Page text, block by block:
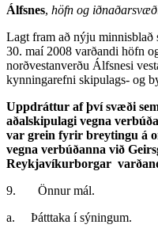
Álfsnes, höfn og
Lagt fram að nýju minnisblað
30. maí 2008 varðandi höfn
norðvestanverðu Álfsnesi
kynningarefni skipulags- og
Uppdráttur af því svæði
aðalskipulagi vegna
var grein fyrir breytingu á
vegna verbúðanna við
Reykjavíkurborgar
9. Önnur mál.
a. Þátttaka í sýningum.